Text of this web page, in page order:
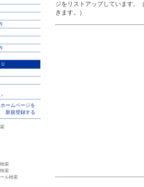
ジをリストアップしています。
きます。）
ホームページを
新規登録する
索
索
ル検索